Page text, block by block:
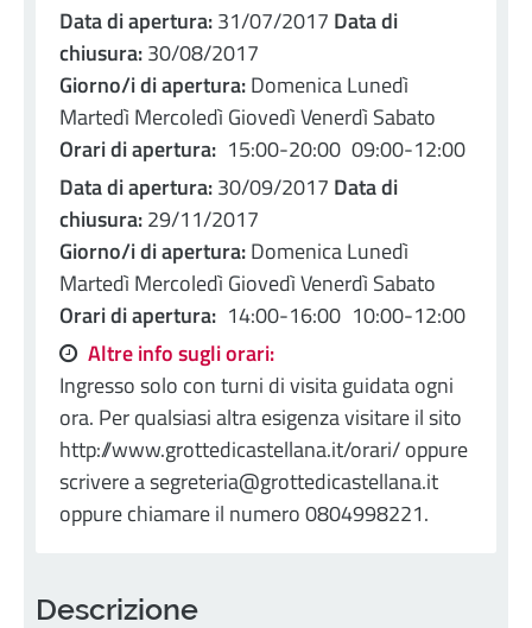
Data di apertura:31/07/2017 Data di
chiusura:30/08/2017
Giorno/i di apertura:Domenica Lunedì
Martedì Mercoledì Giovedì Venerdì Sabato
Orari di apertura: 15:00-20:00 09:00-12:00
Data di apertura:30/09/2017 Data di
chiusura:29/11/2017
Giorno/i di apertura:Domenica Lunedì
Martedì Mercoledì Giovedì Venerdì Sabato
Orari di apertura: 14:00-16:00 10:00-12:00
Altre info sugli orari:
Ingresso solo con turni di visita guidata ogni
ora. Per qualsiasi altra esigenza visitare il sito
http://www.grottedicastellana.it/orari/ oppure
scrivere a segreteria@grottedicastellana.it
oppure chiamare il numero 0804998221.
Descrizione